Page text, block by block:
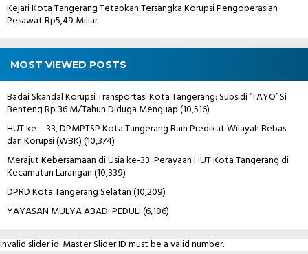
Kejari Kota Tangerang Tetapkan Tersangka Korupsi Pengoperasian
Pesawat Rp5,49 Miliar
MOST VIEWED POSTS
Badai Skandal Korupsi Transportasi Kota Tangerang: Subsidi ‘TAYO’ Si
Benteng Rp 36 M/Tahun Diduga Menguap(10,516)
HUT ke – 33, DPMPTSP Kota Tangerang Raih Predikat Wilayah Bebas
dari Korupsi (WBK)(10,374)
Merajut Kebersamaan di Usia ke-33: Perayaan HUT Kota Tangerang di
Kecamatan Larangan(10,339)
DPRD Kota Tangerang Selatan(10,209)
YAYASAN MULYA ABADI PEDULI(6,106)
Invalid slider id. Master Slider ID must be a valid number.